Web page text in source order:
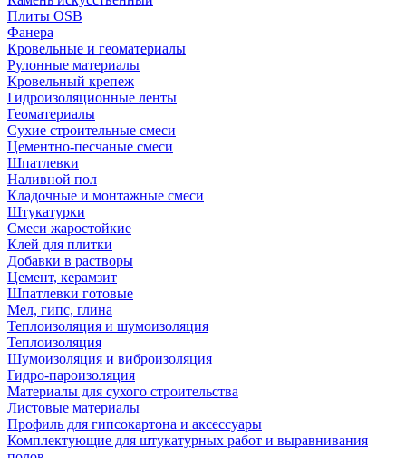
Плиты OSB
Фанера
Кровельные и геоматериалы
Рулонные материалы
Кровельный крепеж
Гидроизоляционные ленты
Геоматериалы
Сухие строительные смеси
Цементно-песчаные смеси
Шпатлевки
Наливной пол
Кладочные и монтажные смеси
Штукатурки
Смеси жаростойкие
Клей для плитки
Добавки в растворы
Цемент, керамзит
Шпатлевки готовые
Мел, гипс, глина
Теплоизоляция и шумоизоляция
Теплоизоляция
Шумоизоляция и виброизоляция
Гидро-пароизоляция
Материалы для сухого строительства
Листовые материалы
Профиль для гипсокартона и аксессуары
Комплектующие для штукатурных работ и выравнивания